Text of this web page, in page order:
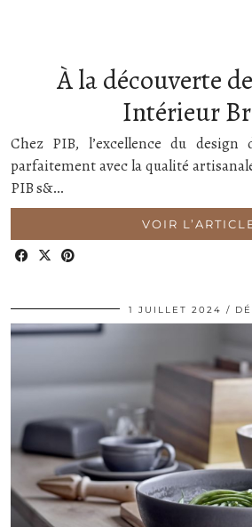
À la découverte
Intérieur
Chez PIB, l’excellence du design
parfaitement avec la qualité
PIB s&…
VOIR
1 JUILLET 2024